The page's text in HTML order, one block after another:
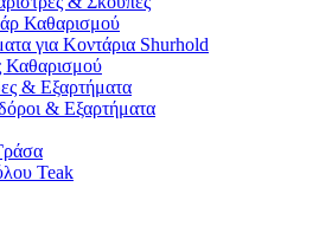
Καθαρισμού
για Κοντάρια Shurhold
Καθαρισμού
& Εξαρτήματα
& Εξαρτήματα
Teak